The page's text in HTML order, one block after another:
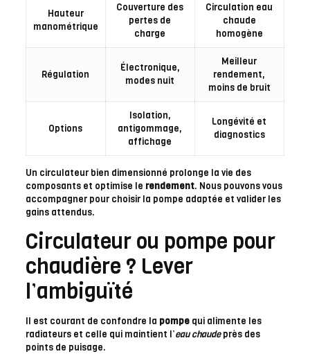
Hauteur
manométrique
Couverture des
pertes de
charge
Circulation eau
chaude
homogène
Régulation
Électronique,
modes nuit
Meilleur
rendement,
moins de bruit
Options
Isolation,
antigommage,
affichage
Longévité et
diagnostics
Un circulateur bien dimensionné prolonge la vie des
composants et optimise le rendement. Nous pouvons vous
accompagner pour choisir la pompe adaptée et valider les
gains attendus.
Circulateur ou pompe pour
chaudière ? Lever
l’ambiguïté
Il est courant de confondre la pompequi alimente les
radiateurs et celle qui maintient l’eau chaudeprès des
points de puisage.